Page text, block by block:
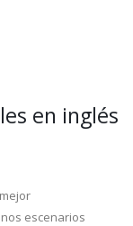
en inglés
escenarios